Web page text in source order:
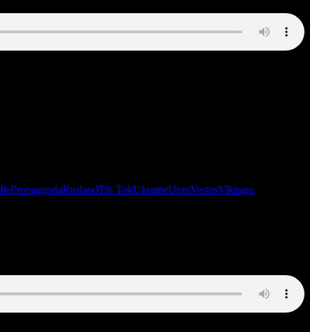
PropagandaRuslandTik TokUkraineUranVestasVikings: